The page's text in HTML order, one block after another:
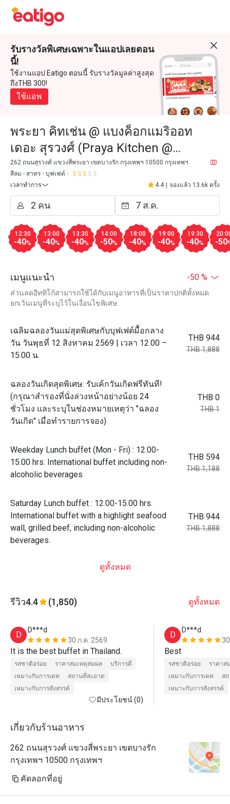
รับรางวัลพิเศษเฉพาะในแอปเลยตอน
นี้!
ใช้งานแอป Eatigo ตอนนี้ รับรางวัลมูลค่าสูงสุด
ถึงTHB 300!
ใช้แอพ
พระยา คิทเช่น @ แบงค็อกแมริออท
เดอะ สุรวงศ์ (Praya Kitchen @
Bangkok Marriott Hotel The
Surawongse)
262 ถนนสุรวงศ์ แขวงสี่พระยา เขตบางรัก กรุงเทพฯ 10500 กรุงเทพฯ
สีลม - สาทร
บุฟเฟต์
เวลาทำการ
4.4 จองแล้ว 13.6k ครั้ง
12:30
-40%
13:00
-40%
13:30
-40%
14:00
-50%
18:00
-40%
19:00
-40%
19:30
-40% -50
เมนูแนะนำ -50 %
ส่วนลดอีททิโก้สามารถใช้ได้กับเมนูอาหารที่เป็นราคาปกติทั้งหมด
ยกเว้นเมนูที่ระบุไว้ในเงื่อนไขพิเศษ
เฉลิมฉลองวันแม่สุดพิเศษกับบุฟเฟต์มื้อกลาง
วัน วันพุธที่ 12 สิงหาคม 2569 | เวลา 12.00 –
15.00 น.
THB 944
THB 1,888
ฉลองวันเกิดสุดพิเศษ: รับเค้กวันเกิดฟรีทันที!
(กรุณาสำรองที่นั่งล่วงหน้าอย่างน้อย 24
ชั่วโมง และระบุในช่องหมายเหตุว่า "ฉลอง
วันเกิด" เมื่อทำรายการจอง)
THB 0
THB 1
Weekday Lunch buffet (Mon - Fri) : 12.00-
15.00 hrs. International buffet including non-
alcoholic beverages
THB 594
THB 1,188
Saturday Lunch buffet : 12.00-15.00 hrs.
International buffet with a highlight seafood
wall, grilled beef, including non-alcoholic
beverages.
THB 944
THB 1,888
ดูทั้งหมด
รีวิว4.4 (1,850) ดูทั้งหมด
D
D***d
30 ก.ค. 2569
It is the best buffet in Thailand.
รสชาติอร่อย ราคาสมเหตุสมผล
บริการดี
เหมาะกับการเดท
สถานที่สะอาด
เหมาะกับการสังสรรค์
มีประโยชน์ (0)
D
D***d
Best
รสชาติอร่อย
ราคาส
เหมาะกับการเดท
ส
เหมาะกับการสังสรรค์
เกี่ยวกับร้านอาหาร
262 ถนนสุรวงศ์ แขวงสี่พระยา เขตบางรัก
กรุงเทพฯ 10500 กรุงเทพฯ
คัดลอกที่อยู่